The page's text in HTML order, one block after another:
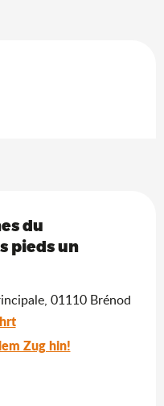
du
pieds un
01110 Brénod
Zug hin!